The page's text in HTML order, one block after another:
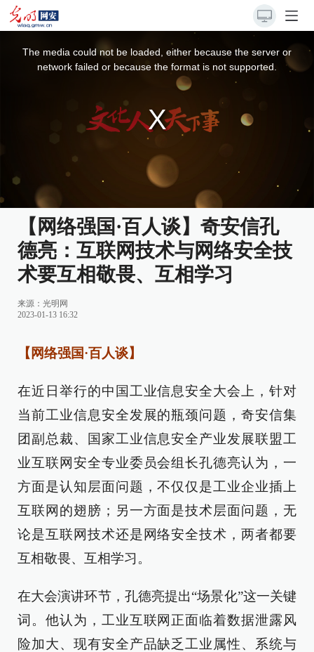
The media could not be loaded, either because the server or
network failed or because the format is not supported.
【网络强国·百人谈】奇安信孔
德亮：互联网技术与网络安全技
术要互相敬畏、互相学习
来源： 光明网
2023-01-13 16:32
【网络强国·百人谈】
在近日举行的中国工业信息安全大会上，针对
当前工业信息安全发展的瓶颈问题，奇安信集
团副总裁、
国家工业信息安全产业发展联盟工
业互联网安全专业委员会组长孔德亮认为，一
方面是认知层面问题，不仅仅是工业企业插上
互联网的翅膀；另一方面是技术层面问题，无
论是互联网技术还是网络安全技术，两者都要
互相敬畏、互相学习。
在大会演讲环节，孔德亮提出“场景化”这一关键
词。他认为，工业互联网正面临着数据泄露风
险加大、现有安全产品缺乏工业属性、系统与